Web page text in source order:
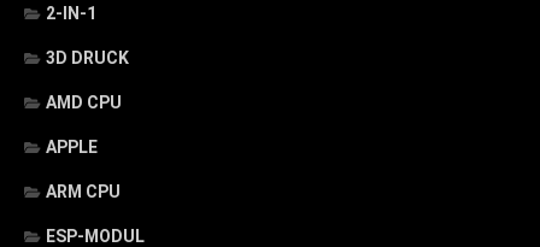
2-IN-1
3D DRUCK
AMD CPU
APPLE
ARM CPU
ESP-MODUL